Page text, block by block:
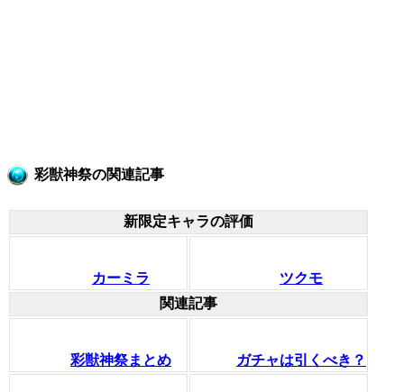
彩獣神祭の関連記事
新限定キャラの評価
カーミラ
ツクモ
関連記事
彩獣神祭まとめ ガチャは引くべき？